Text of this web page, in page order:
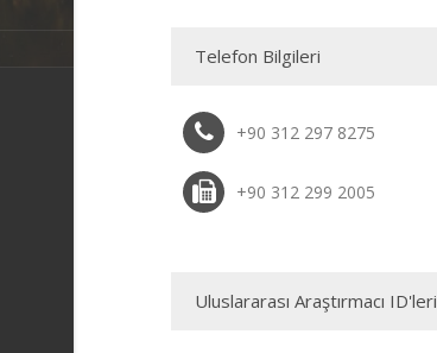
Telefon Bilgileri
+90 312 297 8275
+90 312 299 2005
Uluslararası Araştırmacı ID'leri